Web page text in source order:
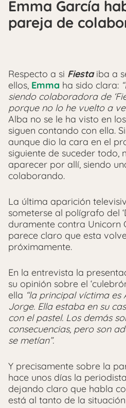
Emma García
pareja de
Respecto a si Fiesta iba a
ellos, Emma ha sido clara:
siendo colaboradora de
porque no lo he vuelto a
Alba no se le ha visto en
siguen contando con ella.
aunque dio la cara en el
siguiente de suceder todo,
aparecer por allí, siendo
colaborando.
La última aparición
someterse al polígrafo del
duramente contra Unicorn
parece claro que esta
próximamente.
En la entrevista la
su opinión sobre el
ella “la principal víctima es
Jorge. Ella estaba en su
con el pastel. Los demás
consecuencias, pero son
se metían”.
Y precisamente sobre la
hace unos días la periodista
dejando claro que habla
está al tanto de la